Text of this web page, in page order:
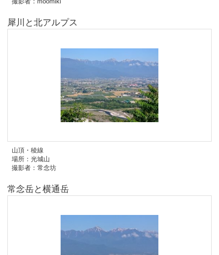
犀川と北アルプス
山頂・稜線
場所：光城山
撮影者：常念坊
常念岳と横通岳